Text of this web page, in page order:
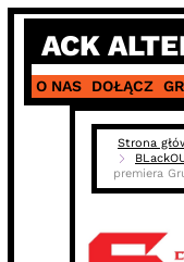
Skip
content
ACK
O NAS DOŁĄCZ
Strona
premiera